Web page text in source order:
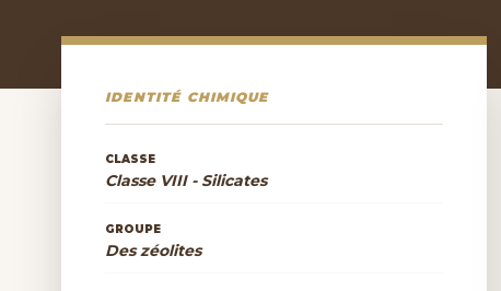
IDENTITÉ CHIMIQUE
CLASSE
Classe VIII - Silicates
GROUPE
Des zéolites